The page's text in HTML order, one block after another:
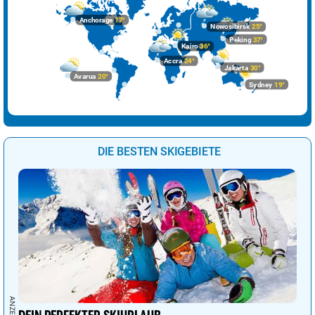
38° sonnig
39° sonnig
33° sonnig
19° Sprühregen 38%
Tallinn 20° Regenschauer 35%
Tirana 34° sonnig 11%
Valletta 28° sonnig
Vatikan Stadt 38° sonnig
Vilnius 23° leichter Regen 85%
Warschau 23° leichter Regen 82%
27° bedeckt 97%
Sydney 19°
Kairo36°
Anchorage17°
Accra24°
Nowosibirsk 25°
Avarua 20°
Jakarta30°
Peking37°
DIE BESTEN SKIGEBIETE